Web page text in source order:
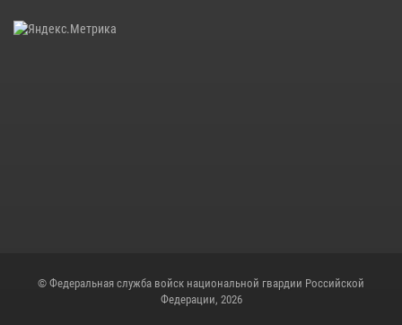
© Федеральная служба войск национальной гвардии Российской
Федерации, 2026